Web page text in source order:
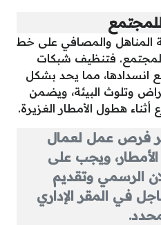
المناهل والمصافي على خط
فتنظيف شبكات
انسدادها، مما يحد بشكل
وتلوث البيئة، ويضمن
أثناء هطول الأمطار الغزيرة.
فرص عمل لعمال
ويجب على
الرسمي وتقديم
في المقر الإداري